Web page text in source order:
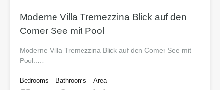
Moderne Villa Tremezzina Blick auf den
Comer See mit Pool
Moderne Villa Tremezzina Blick auf den Comer See mit
Pool..…
Bedrooms
Bathrooms
Area